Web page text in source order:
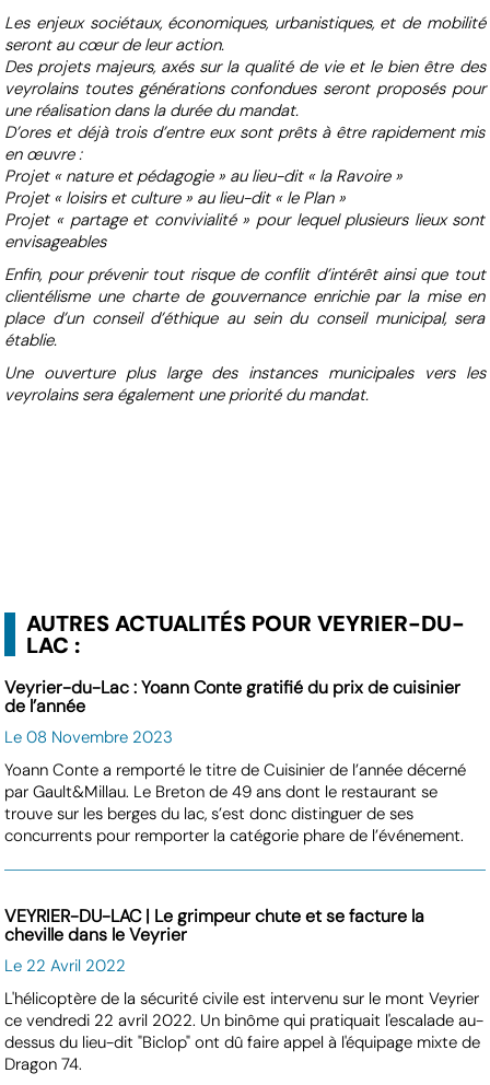
Les enjeux sociétaux, économiques, urbanistiques, et de mobilité
seront au cœur de leur action.
Des projets majeurs, axés sur la qualité de vie et le bien être des
veyrolains toutes générations confondues seront proposés pour
une réalisation dans la durée du mandat.
D’ores et déjà trois d’entre eux sont prêts à être rapidement mis
en œuvre :
Projet « nature et pédagogie » au lieu-dit « la Ravoire »
Projet « loisirs et culture » au lieu-dit « le Plan »
Projet « partage et convivialité » pour lequel plusieurs lieux sont
envisageables
Enfin, pour prévenir tout risque de conflit d’intérêt ainsi que tout
clientélisme une charte de gouvernance enrichie par la mise en
place d’un conseil d’éthique au sein du conseil municipal, sera
établie.
Une ouverture plus large des instances municipales vers les
veyrolains sera également une priorité du mandat.
AUTRES ACTUALITÉS POUR VEYRIER-DU-
LAC :
Veyrier-du-Lac : Yoann Conte gratifié du prix de cuisinier
de l’année
Le 08 Novembre 2023
Yoann Conte a remporté le titre de Cuisinier de l’année décerné
par Gault&Millau. Le Breton de 49 ans dont le restaurant se
trouve sur les berges du lac, s’est donc distinguer de ses
concurrents pour remporter la catégorie phare de l’événement.
VEYRIER-DU-LAC | Le grimpeur chute et se facture la
cheville dans le Veyrier
Le 22 Avril 2022
L'hélicoptère de la sécurité civile est intervenu sur le mont Veyrier
ce vendredi 22 avril 2022. Un binôme qui pratiquait l'escalade au-
dessus du lieu-dit "Biclop" ont dû faire appel à l'équipage mixte de
Dragon 74.